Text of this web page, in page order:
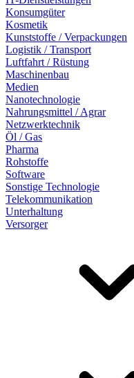
Konsumgüter
Kosmetik
Kunststoffe / Verpackungen
Logistik / Transport
Luftfahrt / Rüstung
Maschinenbau
Medien
Nanotechnologie
Nahrungsmittel / Agrar
Netzwerktechnik
Öl / Gas
Pharma
Rohstoffe
Software
Sonstige Technologie
Telekommunikation
Unterhaltung
Versorger